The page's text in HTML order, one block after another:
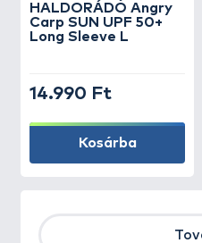
HALDORÁDÓ Angry
Carp SUN UPF 50+
Long Sleeve L
14.990 Ft
Kosárba